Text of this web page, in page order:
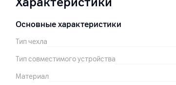
Основные характеристики
Тип чехла
Тип совместимого устройства
Материал